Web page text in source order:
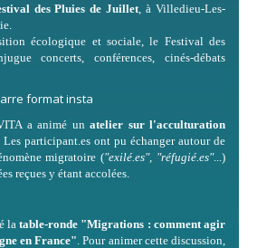
des Pluies de Juillet , à Villedieu-Les-
écologique et sociale, le Festival des
concerts, conférences, cinés-débats
a animé un atelier sur l'acculturation
. Les participant.es ont pu échanger autour de
migratoire ("exilé.es", "réfugié.es"...)
reçues y étant accolées.
la table-ronde "Migrations : comment agir
en France" . Pour animer cette discussion,